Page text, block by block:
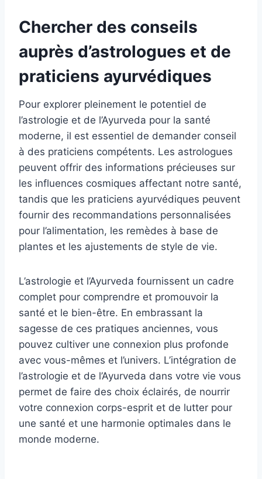
Chercher des conseils
auprès d’astrologues et de
praticiens ayurvédiques
Pour explorer pleinement le potentiel de
l’astrologie et de l’Ayurveda pour la santé
moderne, il est essentiel de demander conseil
à des praticiens compétents. Les astrologues
peuvent offrir des informations précieuses sur
les influences cosmiques affectant notre santé,
tandis que les praticiens ayurvédiques peuvent
fournir des recommandations personnalisées
pour l’alimentation, les remèdes à base de
plantes et les ajustements de style de vie.
L’astrologie et l’Ayurveda fournissent un cadre
complet pour comprendre et promouvoir la
santé et le bien-être. En embrassant la
sagesse de ces pratiques anciennes, vous
pouvez cultiver une connexion plus profonde
avec vous-mêmes et l’univers. L’intégration de
l’astrologie et de l’Ayurveda dans votre vie vous
permet de faire des choix éclairés, de nourrir
votre connexion corps-esprit et de lutter pour
une santé et une harmonie optimales dans le
monde moderne.